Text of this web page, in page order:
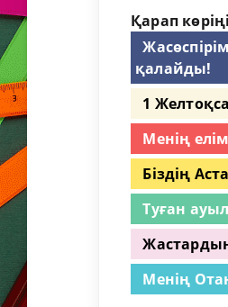
Қарап
қалайды!
1
Менің
Біздің
Туған
Менің